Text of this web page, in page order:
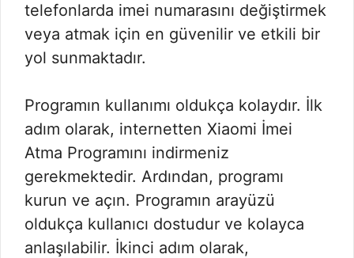
telefonlarda imei numarasını değiştirmek
veya atmak için en güvenilir ve etkili bir
yol sunmaktadır.
Programın kullanımı oldukça kolaydır. İlk
adım olarak, internetten Xiaomi İmei
Atma Programını indirmeniz
gerekmektedir. Ardından, programı
kurun ve açın. Programın arayüzü
oldukça kullanıcı dostudur ve kolayca
anlaşılabilir. İkinci adım olarak,